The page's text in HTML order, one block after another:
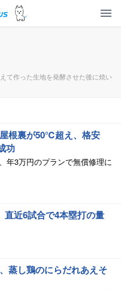
て作った生地を発酵させた後に焼い
根裏が50℃超え、格安
功
年3万円のプランで無償修理に
直近6試合で4本塁打の量
蒸し鶏のにらだれあえそ